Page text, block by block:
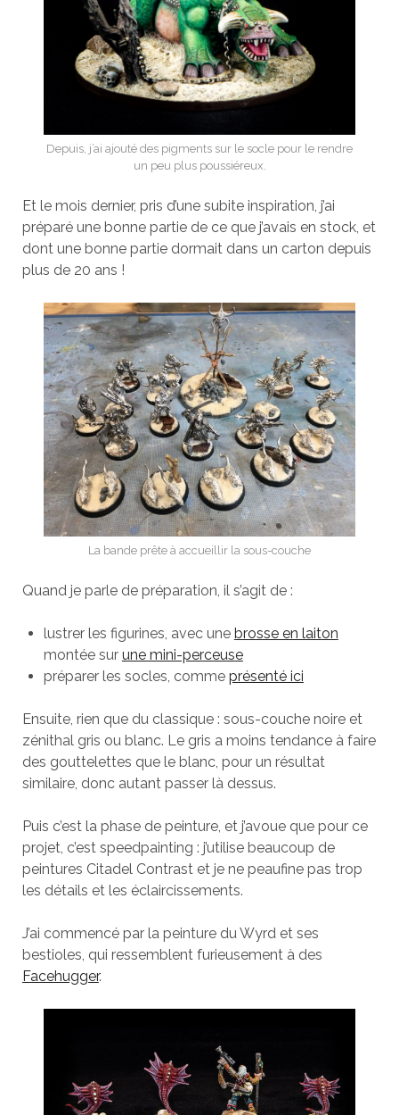
Depuis, j’ai ajouté des pigments sur le socle pour le rendre
un peu plus poussiéreux.
Et le mois dernier, pris d’une subite inspiration, j’ai
préparé une bonne partie de ce que j’avais en stock, et
dont une bonne partie dormait dans un carton depuis
plus de 20 ans !
La bande prête à accueillir la sous-couche
Quand je parle de préparation, il s’agit de :
lustrer les figurines, avec une brosse en laiton
montée sur une mini-perceuse
préparer les socles, comme présenté ici
Ensuite, rien que du classique : sous-couche noire et
zénithal gris ou blanc. Le gris a moins tendance à faire
des gouttelettes que le blanc, pour un résultat
similaire, donc autant passer là dessus.
Puis c’est la phase de peinture, et j’avoue que pour ce
projet, c’est speedpainting : j’utilise beaucoup de
peintures Citadel Contrast et je ne peaufine pas trop
les détails et les éclaircissements.
J’ai commencé par la peinture du Wyrd et ses
bestioles, qui ressemblent furieusement à des
Facehugger.